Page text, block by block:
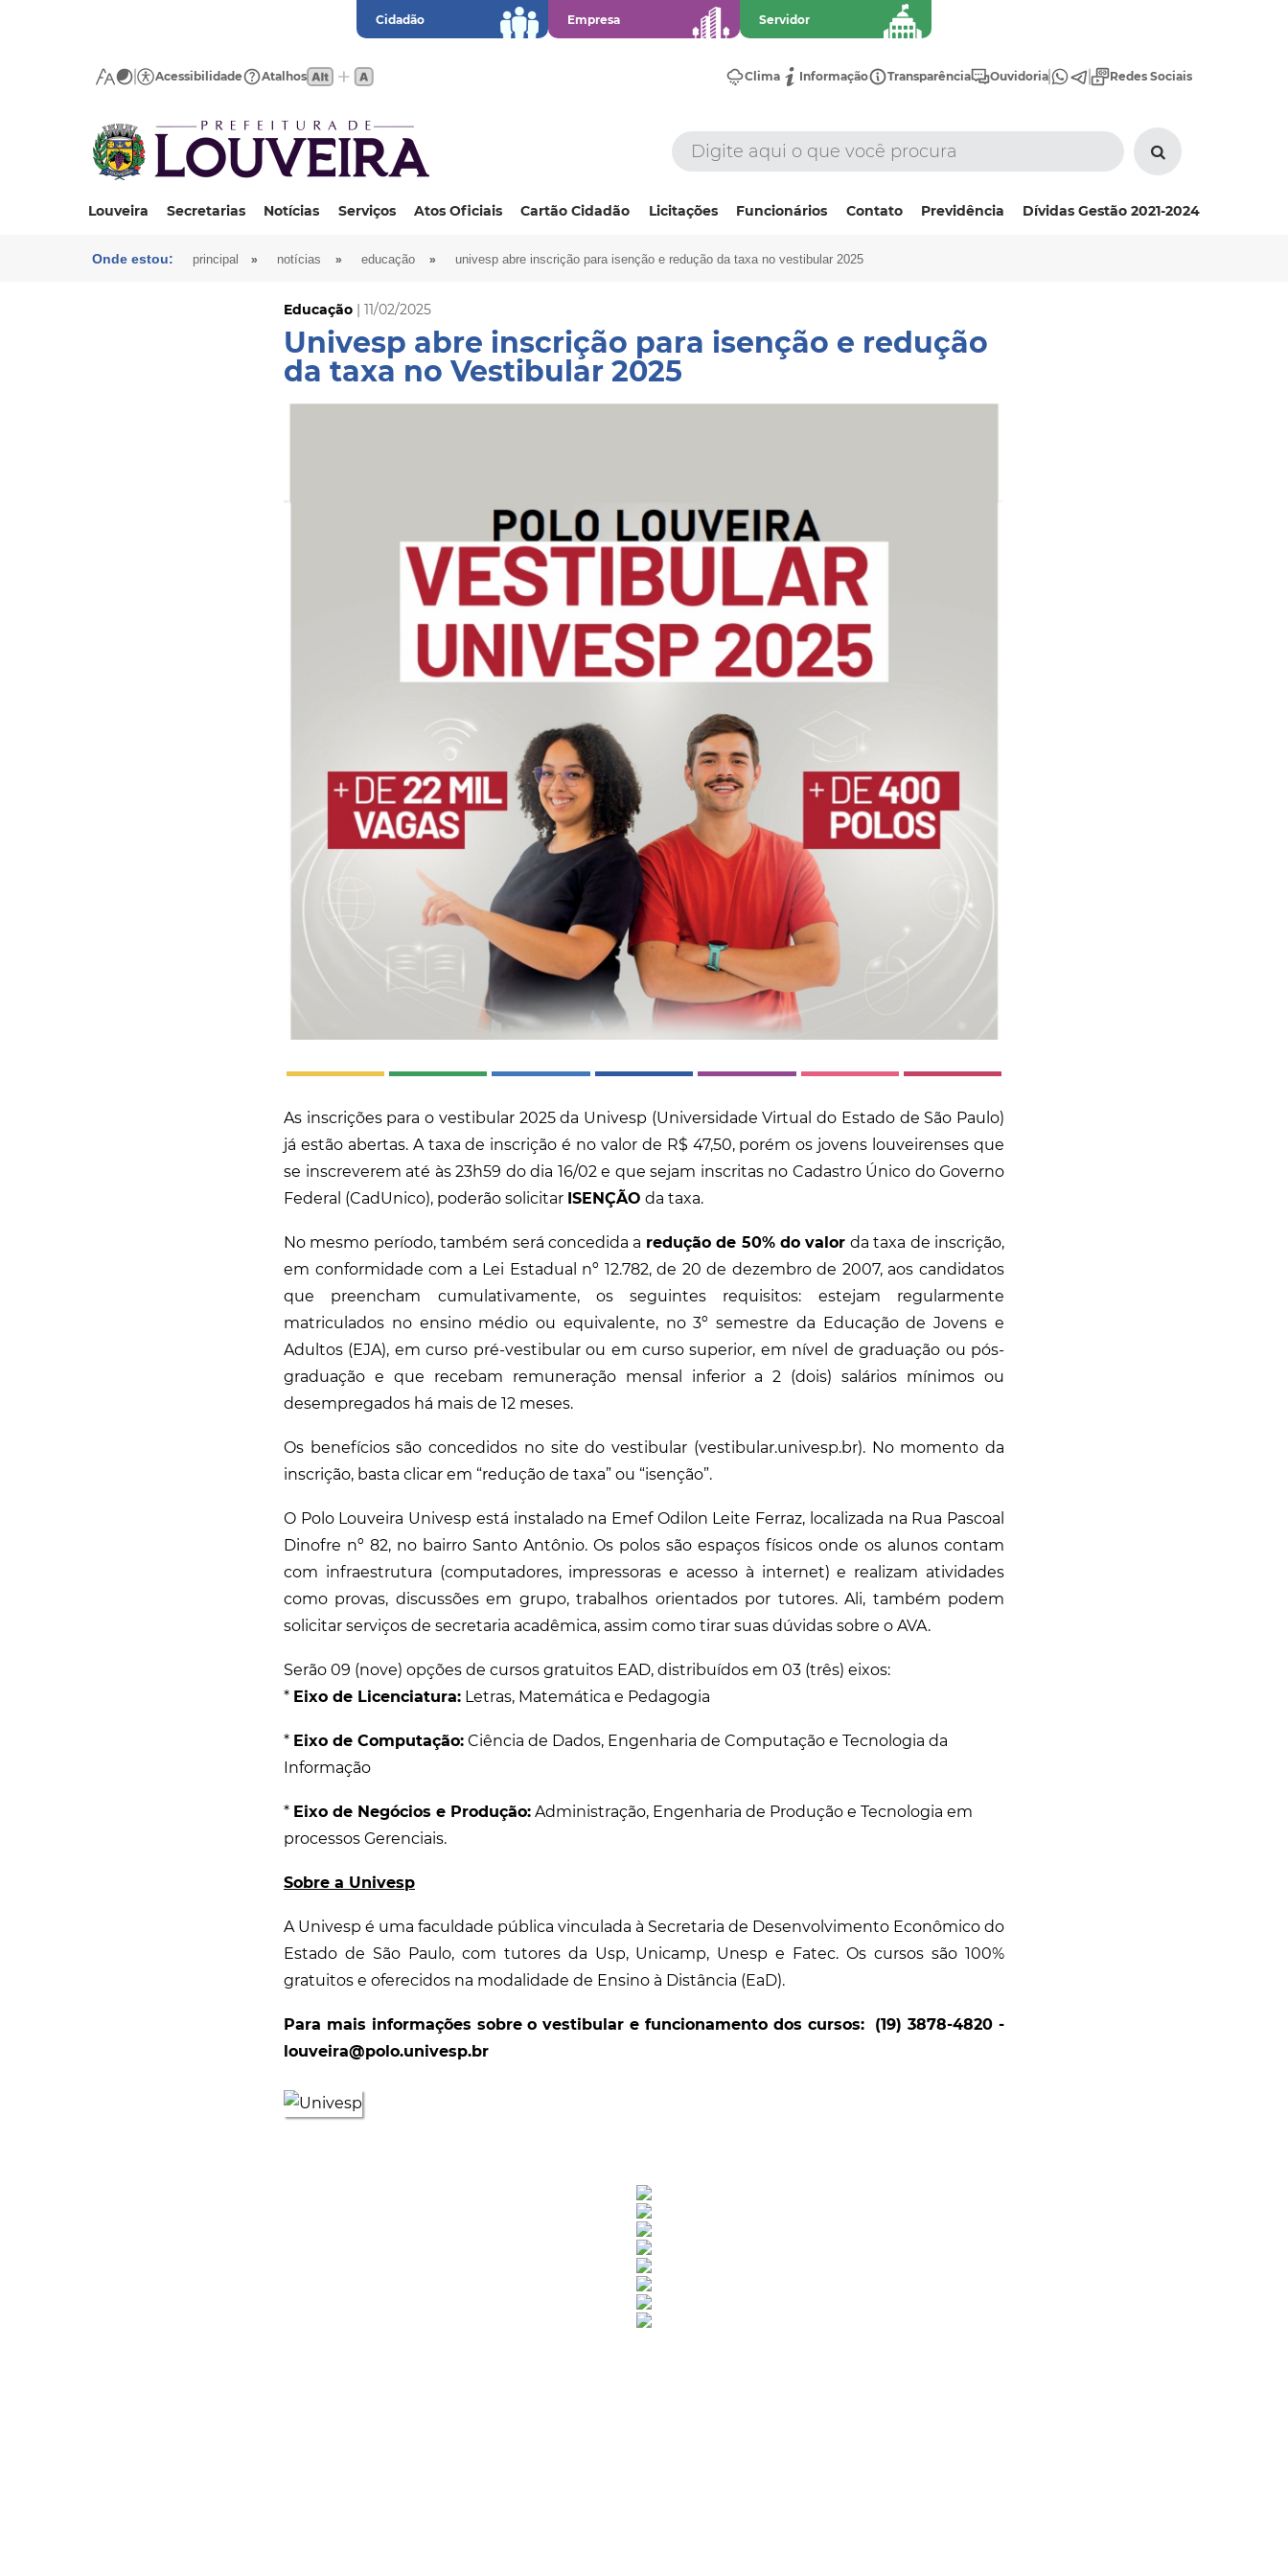
Cidadão Empresa Servidor
Acessibilidade Atalhos Clima Informação Transparência Ouvidoria Redes Sociais
Louveira Secretarias Notícias Serviços Atos Oficiais Cartão Cidadão Licitações Funcionários Contato Previdência Dívidas Gestão 2021-2024
Onde estou: principal » notícias » educação » univesp abre inscrição para isenção e redução da taxa no vestibular 2025
Educação | 11/02/2025
Univesp abre inscrição para isenção e redução
da taxa no Vestibular 2025
As inscrições para o vestibular 2025 da Univesp (Universidade Virtual do Estado de São Paulo)
já estão abertas. A taxa de inscrição é no valor de R$ 47,50, porém os jovens louveirenses que
se inscreverem até às 23h59 do dia 16/02 e que sejam inscritas no Cadastro Único do Governo
Federal (CadUnico), poderão solicitar ISENÇÃO da taxa.
No mesmo período, também será concedida a redução de 50% do valor da taxa de inscrição,
em conformidade com a Lei Estadual nº 12.782, de 20 de dezembro de 2007, aos candidatos
que preencham cumulativamente, os seguintes requisitos: estejam regularmente
matriculados no ensino médio ou equivalente, no 3º semestre da Educação de Jovens e
Adultos (EJA), em curso pré-vestibular ou em curso superior, em nível de graduação ou pós-
graduação e que recebam remuneração mensal inferior a 2 (dois) salários mínimos ou
desempregados há mais de 12 meses.
Os benefícios são concedidos no site do vestibular (vestibular.univesp.br). No momento da
inscrição, basta clicar em “redução de taxa” ou “isenção”.
O Polo Louveira Univesp está instalado na Emef Odilon Leite Ferraz, localizada na Rua Pascoal
Dinofre nº 82, no bairro Santo Antônio. Os polos são espaços físicos onde os alunos contam
com infraestrutura (computadores, impressoras e acesso à internet) e realizam atividades
como provas, discussões em grupo, trabalhos orientados por tutores. Ali, também podem
solicitar serviços de secretaria acadêmica, assim como tirar suas dúvidas sobre o AVA.
Serão 09 (nove) opções de cursos gratuitos EAD, distribuídos em 03 (três) eixos:
* Eixo de Licenciatura: Letras, Matemática e Pedagogia
* Eixo de Computação: Ciência de Dados, Engenharia de Computação e Tecnologia da
Informação
* Eixo de Negócios e Produção: Administração, Engenharia de Produção e Tecnologia em
processos Gerenciais.
Sobre a Univesp
A Univesp é uma faculdade pública vinculada à Secretaria de Desenvolvimento Econômico do
Estado de São Paulo, com tutores da Usp, Unicamp, Unesp e Fatec. Os cursos são 100%
gratuitos e oferecidos na modalidade de Ensino à Distância (EaD).
Para mais informações sobre o vestibular e funcionamento dos cursos: (19) 3878-4820 -
louveira@polo.univesp.br